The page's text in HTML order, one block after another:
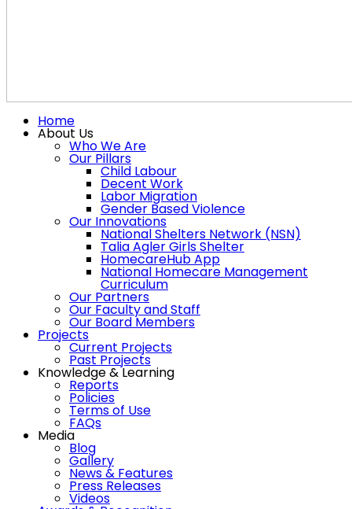
Home
About Us
Who We Are
Our Pillars
Child Labour
Decent Work
Labor Migration
Gender Based Violence
Our Innovations
National Shelters Network (NSN)
Talia Agler Girls Shelter
HomecareHub App
National Homecare Management
Curriculum
Our Partners
Our Faculty and Staff
Our Board Members
Projects
Current Projects
Past Projects
Knowledge & Learning
Reports
Policies
Terms of Use
FAQs
Media
Blog
Gallery
News & Features
Press Releases
Videos